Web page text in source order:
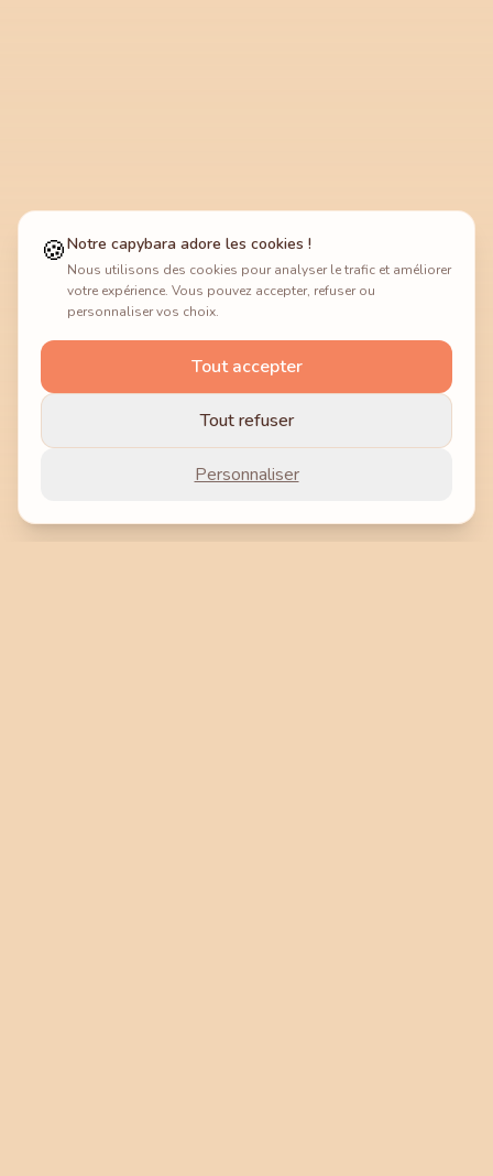
🍪Notre capybara adore les cookies !
Nous utilisons des cookies pour analyser le trafic et améliorer
votre expérience. Vous pouvez accepter, refuser ou
personnaliser vos choix.
Tout accepter
Tout refuser
Personnaliser